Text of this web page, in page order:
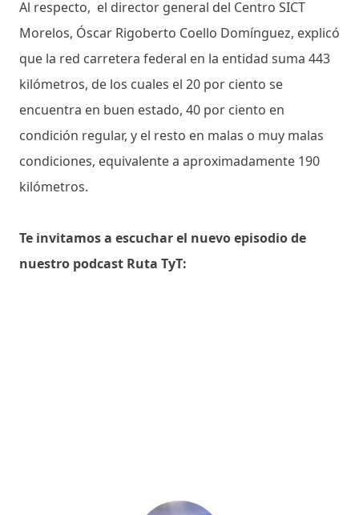
Al respecto, el director general del Centro SICT
Morelos, Óscar Rigoberto Coello Domínguez, explicó
que la red carretera federal en la entidad suma 443
kilómetros, de los cuales el 20 por ciento se
encuentra en buen estado, 40 por ciento en
condición regular, y el resto en malas o muy malas
condiciones, equivalente a aproximadamente 190
kilómetros.
Te invitamos a escuchar el nuevo episodio de
nuestro podcast Ruta TyT: